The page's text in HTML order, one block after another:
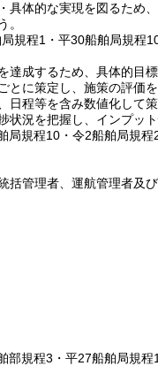
体的な実現を図るため
。
規程1・平30船舶局規程
成するため、具体的目
に策定し、施策の評価
程等を含み数値化して策
況を把握し、インプッ
局規程10・令2船舶局規程
括管理者、運航管理者及
規程3・平27船舶局規